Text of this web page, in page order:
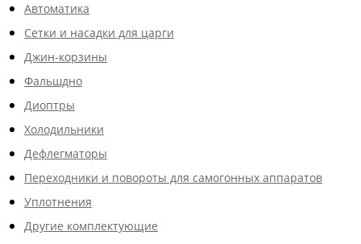
Автоматика
Сетки и насадки для царги
Джин-корзины
Фальшдно
Диоптры
Холодильники
Дефлегматоры
Переходники и повороты для самогонных аппаратов
Уплотнения
Другие комплектующие